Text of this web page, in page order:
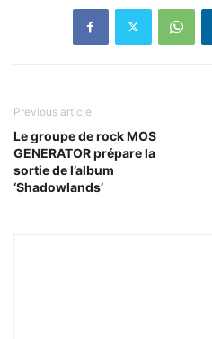
Previous article
Le groupe de rock MOS
GENERATOR prépare la
sortie de l’album
‘Shadowlands’